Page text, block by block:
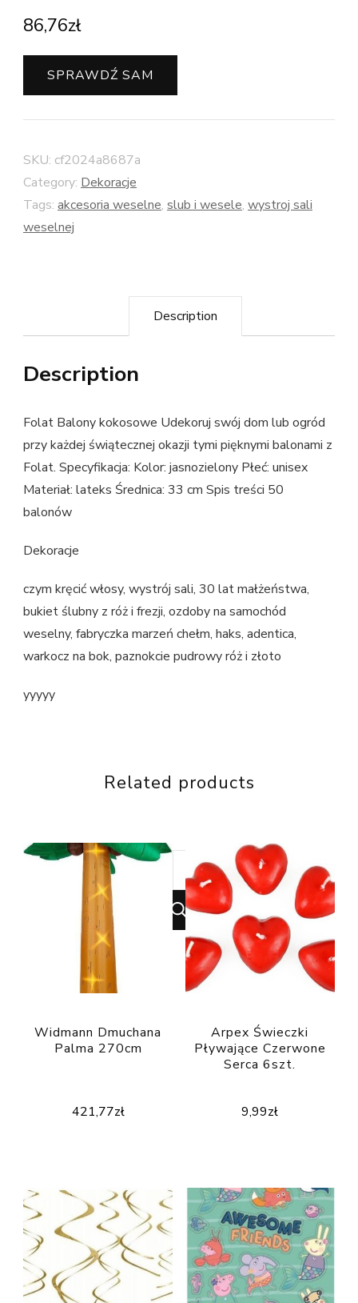
86,76zł
SPRAWDŹ SAM
SKU: cf2024a8687a
Category: Dekoracje
Tags: akcesoria weselne, slub i wesele, wystroj sali
weselnej
Description
Description
Folat Balony kokosowe Udekoruj swój dom lub ogród
przy każdej świątecznej okazji tymi pięknymi balonami z
Folat. Specyfikacja: Kolor: jasnozielony Płeć: unisex
Materiał: lateks Średnica: 33 cm Spis treści 50
balonów
Dekoracje
czym kręcić włosy, wystrój sali, 30 lat małżeństwa,
bukiet ślubny z róż i frezji, ozdoby na samochód
weselny, fabryczka marzeń chełm, haks, adentica,
warkocz na bok, paznokcie pudrowy róż i złoto
yyyyy
Related products
Widmann Dmuchana
Palma 270cm
421,77zł
Arpex Świeczki
Pływające Czerwone
Serca 6szt.
9,99zł
Looking
for
Something?